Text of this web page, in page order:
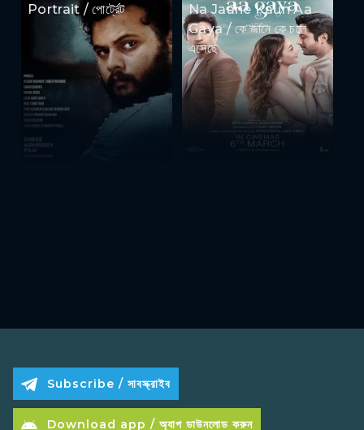
Portrait / পোর্ট্রেট
Na Jaane Kaun Aa
Gaya / কে জানে কে চলে
এসেছে
Subscribe / সাবস্ক্রাইব
Download app / অ্যাপ ডাউনলোড করুন